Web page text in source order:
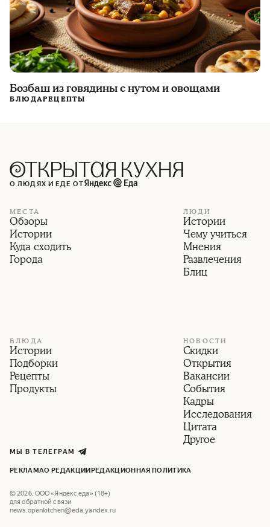
Бозбаш из говядины с нутом и овощами
БЛЮДАРЕЦЕПТЫ
О ЛЮДЯХ И ЕДЕ ОТ
МЕСТА
Обзоры
Истории
Куда сходить
Города
ЛЮДИ
Истории
Чему учиться
Мнения
Развлечения
Блиц
БЛЮДА
Истории
Подборки
Рецепты
Продукты
НОВОСТИ
Скидки
Открытия
Вакансии
События
Кадры
Исследования
Цитата
Другое
МЫ В ТЕЛЕГРАМ
РЕКЛАМАО РЕДАКЦИИ РЕДАКЦИОННАЯ ПОЛИТИКА
©2026, ООО «Яндекс еда» (18+)
для обратной связи
news.openkitchen@eda.yandex.ru